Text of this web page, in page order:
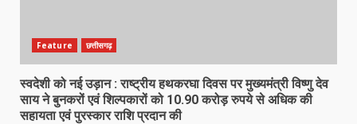
Feature छत्तीसगढ़
स्वदेशी को नई उड़ान : राष्ट्रीय हथकरघा दिवस पर मुख्यमंत्री विष्णु देव
साय ने बुनकरों एवं शिल्पकारों को 10.90 करोड़ रुपये से अधिक की
सहायता एवं पुरस्कार राशि प्रदान की